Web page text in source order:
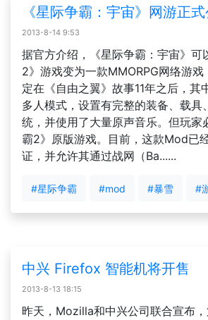
《星际争霸：宇宙》网游正
2013-8-14 9:53
据官方介绍，《星际争霸：宇宙》可
2》游戏变为一款MMORPG网络游
定在《自由之翼》故事11年之后，其
多人模式，设置有完整的装备、载具
统，并使用了大量原声音乐。但玩家
霸2》原版游戏。目前，这款Mod已
证，并允许其通过战网（Ba......
#星际争霸 #mod #暴雪 #
中兴 Firefox 智能机将开售
2013-8-13 18:15
昨天，Mozilla和中兴公司联合宣布